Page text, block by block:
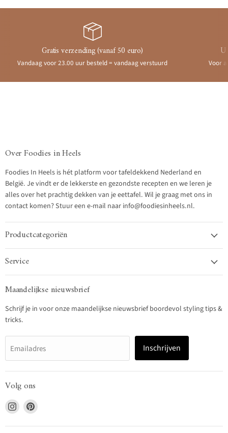
Gratis verzending (vanaf 50 euro)
Vandaag voor 23.00 uur besteld = vandaag verstuurd Voor
Over Foodies in Heels
Foodies In Heels is hét platform voor tafeldekkend Nederland en
België. Je vindt er de lekkerste en gezondste recepten en we leren je
alles over het prachtig dekken van je eettafel. Wil je graag met ons in
contact komen? Stuur een e-mail naar info@foodiesinheels.nl.
Productcategoriën
Service
Maandelijkse nieuwsbrief
Schrijf je in voor onze maandelijkse nieuwsbrief boordevol styling tips &
tricks.
Emailadres Inschrijven
Volg ons
Vind
ons
op
Vind
op